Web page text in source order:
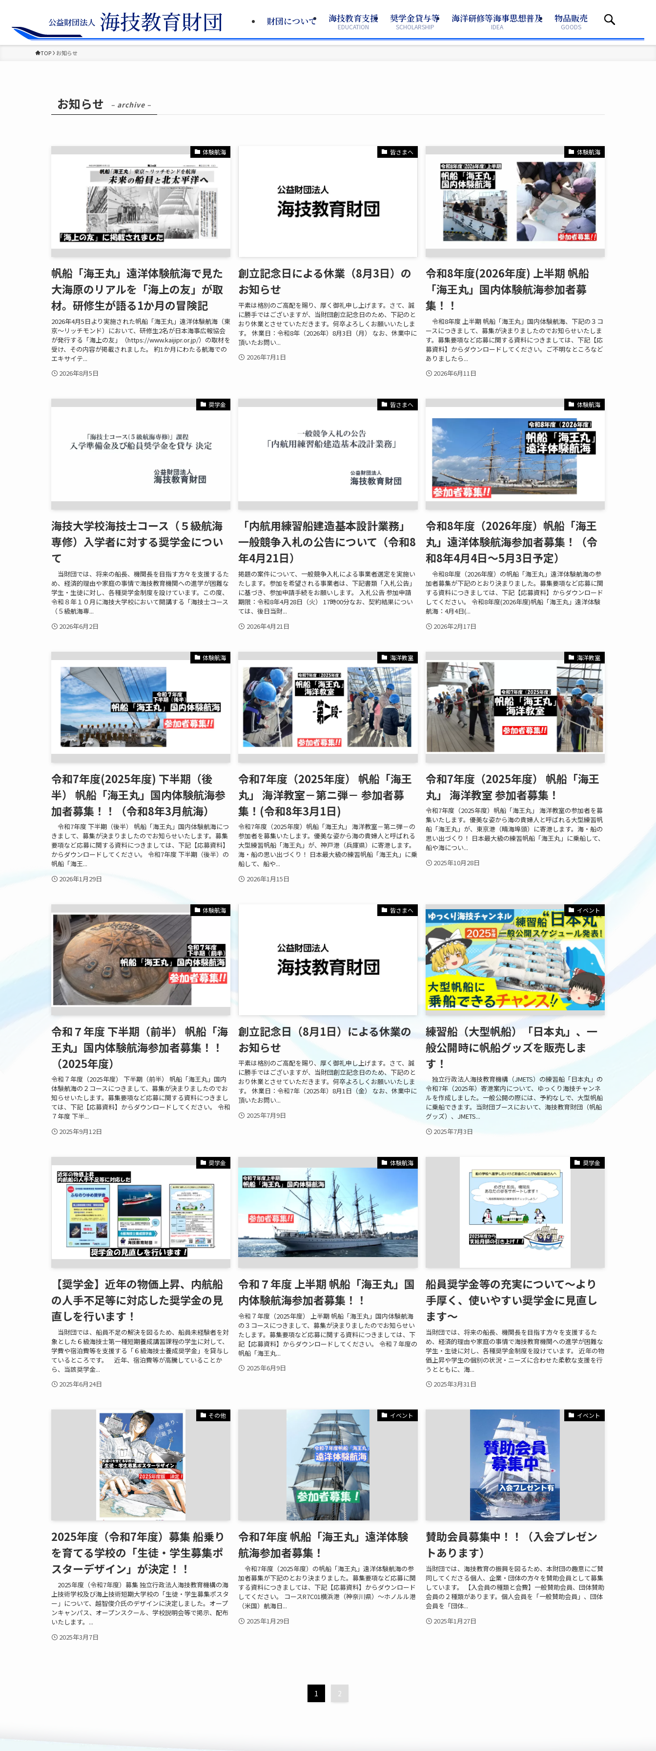
財団について 海技教育支援
EDUCATION
奨学金貸与等
SCHOLARSHIP
海洋研修等海事思想普及
IDEA
物品販売
GOODS
財団について 海技教育支援
EDUCATION
奨学金貸与等
SCHOLARSHIP
海洋研修等海事思想普及
IDEA
物品販売
GOODS
TOP お知らせ
お知らせ – archive –
体験航海
帆船「海王丸」遠洋体験航海で見た
大海原のリアルを「海上の友」が取
材。研修生が語る1か月の冒険記
2026年4月5日より実施された帆船「海王丸」遠洋体験航海（東
京～リッチモンド）において、研修生2名が日本海事広報協会
が発行する「海上の友」（https://www.kaijipr.or.jp/）の取材を
受け、その内容が掲載されました。 約1か月にわたる航海での
エキサイテ...
2026年8月5日
皆さまへ
創立記念日による休業（8月3日）の
お知らせ
平素は格別のご高配を賜り、厚く御礼申し上げます。さて、誠
に勝手ではございますが、当財団創立記念日のため、下記のと
おり休業とさせていただきます。何卒よろしくお願いいたしま
す。 休業日：令和8年（2026年）8月3日（月） なお、休業中に
頂いたお問い...
2026年7月1日
体験航海
令和8年度(2026年度) 上半期 帆船
「海王丸」国内体験航海参加者募
集！！
令和8年度 上半期 帆船「海王丸」国内体験航海、下記の３コ
ースにつきまして、募集が決まりましたのでお知らせいたしま
す。募集要項など応募に関する資料につきましては、下記【応
募資料】からダウンロードしてください。ご不明なところなど
ありましたら...
2026年6月11日
奨学金
海技大学校海技士コース（５級航海
専修）入学者に対する奨学金につい
て
当財団では、将来の船長、機関長を目指す方々を支援するた
め、経済的理由や家庭の事情で海技教育機関への進学が困難な
学生・生徒に対し、各種奨学金制度を設けています。この度、
令和８年１０月に海技大学校において開講する「海技士コース
（５級航海専...
2026年6月2日
皆さまへ
「内航用練習船建造基本設計業務」
一般競争入札の公告について（令和8
年4月21日）
掲題の案件について、一般競争入札による事業者選定を実施い
たします。参加を希望される事業者は、下記書類「入札公告」
に基づき、参加申請手続をお願いします。 入札公告 参加申請
期限：令和8年4月28日（火） 17時00分なお、契約結果につい
ては、後日当財...
2026年4月21日
体験航海
令和8年度（2026年度）帆船「海王
丸」遠洋体験航海参加者募集！（令
和8年4月4日～5月3日予定）
令和8年度（2026年度）の帆船「海王丸」遠洋体験航海の参
加者募集が下記のとおり決まりました。募集要項など応募に関
する資料につきましては、下記【応募資料】からダウンロード
してください。 令和8年度(2026年度)帆船「海王丸」遠洋体験
航海：4月4日(...
2026年2月17日
体験航海
令和7年度(2025年度) 下半期（後
半） 帆船「海王丸」国内体験航海参
加者募集！！（令和8年3月航海）
令和7年度 下半期（後半） 帆船「海王丸」国内体験航海につ
きまして、募集が決まりましたのでお知らせいたします。募集
要項など応募に関する資料につきましては、下記【応募資料】
からダウンロードしてください。 令和7年度 下半期（後半）の
帆船「海王...
2026年1月29日
海洋教室
令和7年度（2025年度） 帆船「海王
丸」 海洋教室－第ニ弾－ 参加者募
集！(令和8年3月1日)
令和7年度（2025年度）帆船「海王丸」 海洋教室－第ニ弾－の
参加者を募集いたします。優美な姿から海の貴婦人と呼ばれる
大型練習帆船「海王丸」が、神戸港（兵庫県）に寄港します。
海・船の思い出づくり！ 日本最大級の練習帆船「海王丸」に乗
船して、船や...
2026年1月15日
海洋教室
令和7年度（2025年度） 帆船「海王
丸」 海洋教室 参加者募集！
令和7年度（2025年度）帆船「海王丸」 海洋教室の参加者を募
集いたします。優美な姿から海の貴婦人と呼ばれる大型練習帆
船「海王丸」が、東京港（晴海埠頭）に寄港します。海・船の
思い出づくり！ 日本最大級の練習帆船「海王丸」に乗船して、
船や海につい...
2025年10月28日
体験航海
令和７年度 下半期（前半） 帆船「海
王丸」国内体験航海参加者募集！！
（2025年度）
令和７年度（2025年度） 下半期（前半） 帆船「海王丸」国内
体験航海の２コースにつきまして、募集が決まりましたのでお
知らせいたします。募集要項など応募に関する資料につきまし
ては、下記【応募資料】からダウンロードしてください。 令和
７年度 下半...
2025年9月12日
皆さまへ
創立記念日（8月1日）による休業の
お知らせ
平素は格別のご高配を賜り、厚く御礼申し上げます。さて、誠
に勝手ではございますが、当財団創立記念日のため、下記のと
おり休業とさせていただきます。何卒よろしくお願いいたしま
す。 休業日：令和7年（2025年）8月1日（金） なお、休業中に
頂いたお問い...
2025年7月9日
イベント
練習船（大型帆船）「日本丸」、一
般公開時に帆船グッズを販売しま
す！
独立行政法人海技教育機構（JMETS）の練習船「日本丸」の
令和7年（2025年）寄港案内について、ゆっくり海技チャンネ
ルを作成しました。一般公開の際には、予約なしで、大型帆船
に乗船できます。当財団ブースにおいて、海技教育財団（帆船
グッズ）、JMETS...
2025年7月3日
奨学金
【奨学金】近年の物価上昇、内航船
の人手不足等に対応した奨学金の見
直しを行います！
当財団では、船員不足の解決を図るため、船員未経験者を対
象とした６級海技士第一種短期養成講習課程の学生に対して、
学費や宿泊費等を支援する「６級海技士養成奨学金」を貸与し
ているところです。 近年、宿泊費等が高騰していることか
ら、当該奨学金...
2025年6月24日
体験航海
令和７年度 上半期 帆船「海王丸」国
内体験航海参加者募集！！
令和７年度（2025年度） 上半期 帆船「海王丸」国内体験航海
の３コースにつきまして、募集が決まりましたのでお知らせい
たします。募集要項など応募に関する資料につきましては、下
記【応募資料】からダウンロードしてください。 令和７年度の
帆船「海王丸...
2025年6月9日
奨学金
船員奨学金等の充実について～より
手厚く、使いやすい奨学金に見直し
ます～
当財団では、将来の船長、機関長を目指す方々を支援するた
め、経済的理由や家庭の事情で海技教育機関への進学が困難な
学生・生徒に対し、各種奨学金制度を設けています。 近年の物
価上昇や学生の個別の状況・ニーズに合わせた柔軟な支援を行
うとともに、海...
2025年3月31日
その他
2025年度（令和7年度）募集 船乗り
を育てる学校の「生徒・学生募集ポ
スターデザイン」が決定！！
2025年度（令和7年度）募集 独立行政法人海技教育機構の海
上技術学校及び海上技術短期大学校の「生徒・学生募集ポスタ
ー」について、越智俊介氏のデザインに決定しました。オープ
ンキャンパス、オープンスクール、学校説明会等で掲示、配布
いたします。...
2025年3月7日
イベント
令和7年度 帆船「海王丸」遠洋体験
航海参加者募集！
令和7年度（2025年度）の帆船「海王丸」遠洋体験航海の参
加者募集が下記のとおり決まりました。募集要項など応募に関
する資料につきましては、下記【応募資料】からダウンロード
してください。 コースR7C01横浜港（神奈川県）～ホノルル港
（米国）航海日...
2025年1月29日
イベント
賛助会員募集中！！（入会プレゼン
トあります）
当財団では、海技教育の振興を図るため、本財団の趣意にご賛
同してくださる個人、企業・団体の方々を賛助会員として募集
しています。 【入会員の種類と会費】一般賛助会員、団体賛助
会員の２種類があります。個人会員を「一般賛助会員」、団体
会員を「団体...
2025年1月27日
1 2